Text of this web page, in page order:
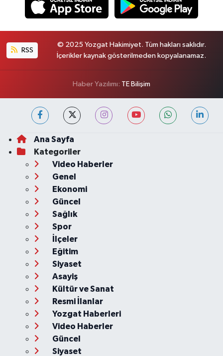
RSS
© 2025 Yozgat Hakimiyet. Tüm hakları saklıdır.
İçerikler kaynak gösterilmeden kopyalanamaz.
Haber Yazılımı: TE Bilişim
Ana Sayfa
Kategoriler
Video Haberler
Genel
Ekonomi
Güncel
Sağlık
Spor
İlçeler
Eğitim
Siyaset
Asayiş
Kültür ve Sanat
Resmi İlanlar
Yozgat Haberleri
Video Haberler
Güncel
Siyaset